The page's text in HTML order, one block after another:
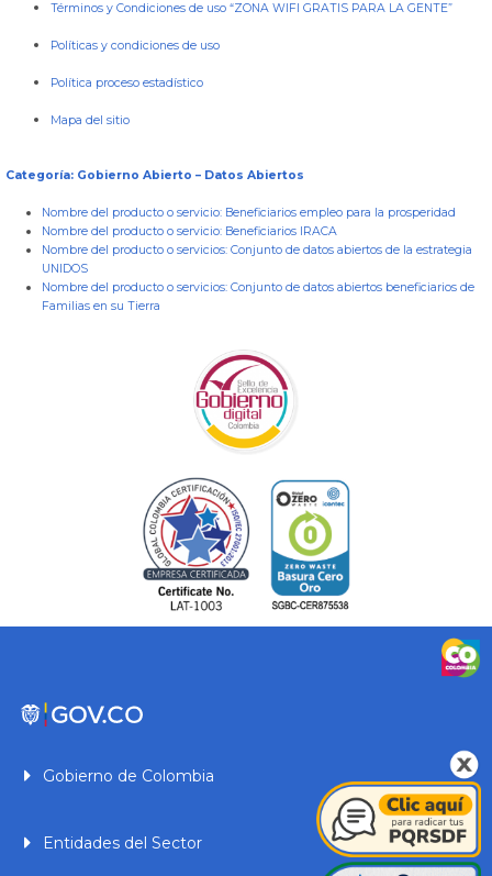
Términos y Condiciones de uso “ZONA WIFI GRATIS PARA LA GENTE”
Políticas y condiciones de uso
Política proceso estadístico
Mapa del sitio
Categoría: Gobierno Abierto – Datos Abiertos
Nombre del producto o servicio: Beneficiarios empleo para la prosperidad
Nombre del producto o servicio: Beneficiarios IRACA
Nombre del producto o servicios: Conjunto de datos abiertos de la estrategia
UNIDOS
Nombre del producto o servicios: Conjunto de datos abiertos beneficiarios de
Familias en su Tierra
Gobierno de Colombia
Entidades del Sector